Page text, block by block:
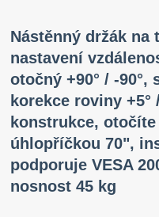
Nástěnný držák na
nastavení
otočný +90° / -90°,
korekce roviny +5°
konstrukce,
úhlopříčkou 70",
podporuje VESA
nosnost 45 kg